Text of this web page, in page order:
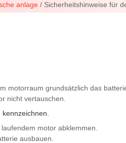
anlage / Sicherheitshinweise für
motorraum grundsätzlich das
nicht vertauschen.
motor abklemmen.
ausbauen.